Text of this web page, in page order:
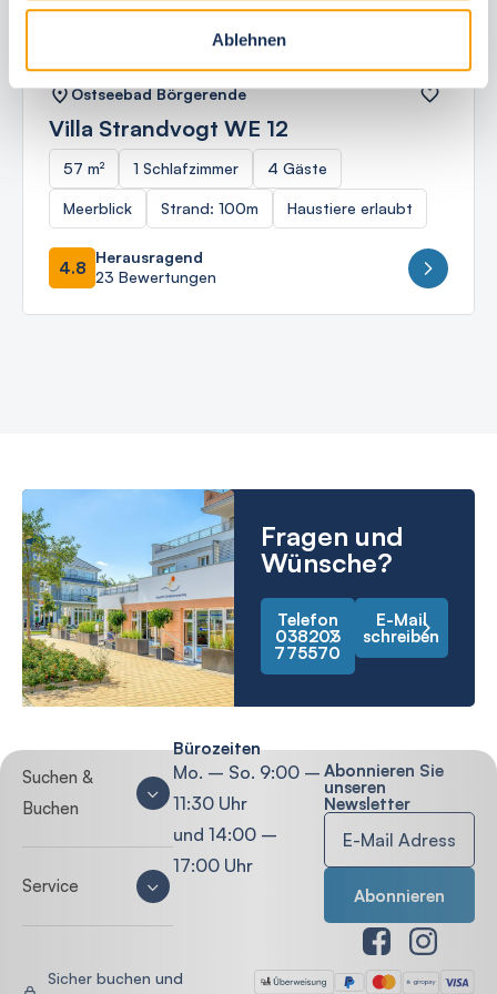
Ablehnen
Ostseebad Börgerende
Villa Strandvogt WE 12
57 m² 1 Schlafzimmer 4 Gäste
Meerblick Strand: 100m Haustiere erlaubt
4.8
Herausragend
23 Bewertungen
Fragen und
Wünsche?
Telefon
038203
775570
E-Mail
schreiben
Suchen &
Buchen
Service
Bürozeiten
Mo. – So. 9:00 –
11:30 Uhr
und 14:00 –
17:00 Uhr
Abonnieren Sie
unseren
Newsletter
Sicher buchen und